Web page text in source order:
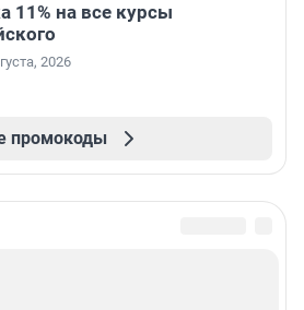
11% на все курсы
2026
промокоды